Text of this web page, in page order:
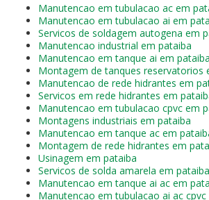
Manutencao em tubulacao ac em
Manutencao em tubulacao ai em
Servicos de soldagem autogena em
Manutencao industrial em pataiba
Manutencao em tanque ai em pataiba
Montagem de tanques reservatorios
Manutencao de rede hidrantes em
Servicos em rede hidrantes em
Manutencao em tubulacao cpvc em
Montagens industriais em pataiba
Manutencao em tanque ac em
Montagem de rede hidrantes em
Usinagem em pataiba
Servicos de solda amarela em pataiba
Manutencao em tanque ai ac em
Manutencao em tubulacao ai ac